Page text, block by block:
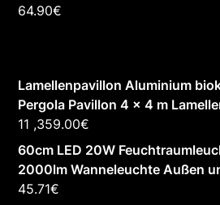
64.90€
Lamellenpavillon Aluminium
Pergola Pavillon 4 x 4 m
11 ,359.00€
60cm LED 20W
2000lm Wanneleuchte Außen
45.71€